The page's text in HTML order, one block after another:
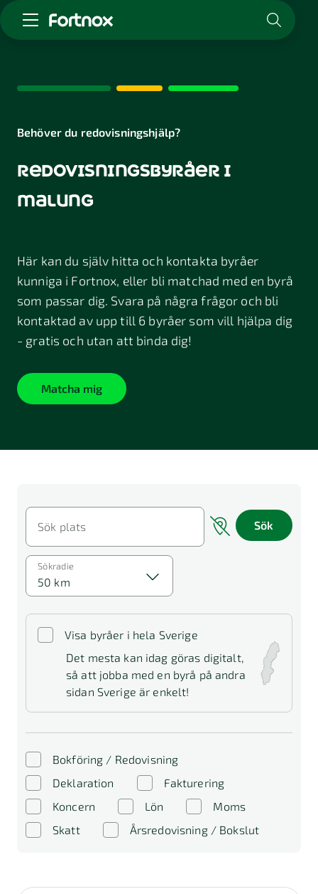
Skaffa Fortnox
Kunskap & inspiration
Logga in
Kontakt
Behöver du redovisningshjälp?
redovisningsbyråer i
malung
Här kan du själv hitta och kontakta byråer
kunniga i Fortnox, eller bli matchad med en byrå
som passar dig. Svara på några frågor och bli
kontaktad av upp till 6 byråer som vill hjälpa dig
- gratis och utan att binda dig!
Matcha mig
Sök plats Sök
Visa byråer i hela Sverige
Det mesta kan idag göras digitalt,
så att jobba med en byrå på andra
sidan Sverige är enkelt!
Sökradie
50 km
Bokföring / Redovisning
Deklaration
Fakturering
Koncern
Lön
Moms
Skatt
Årsredovisning / Bokslut